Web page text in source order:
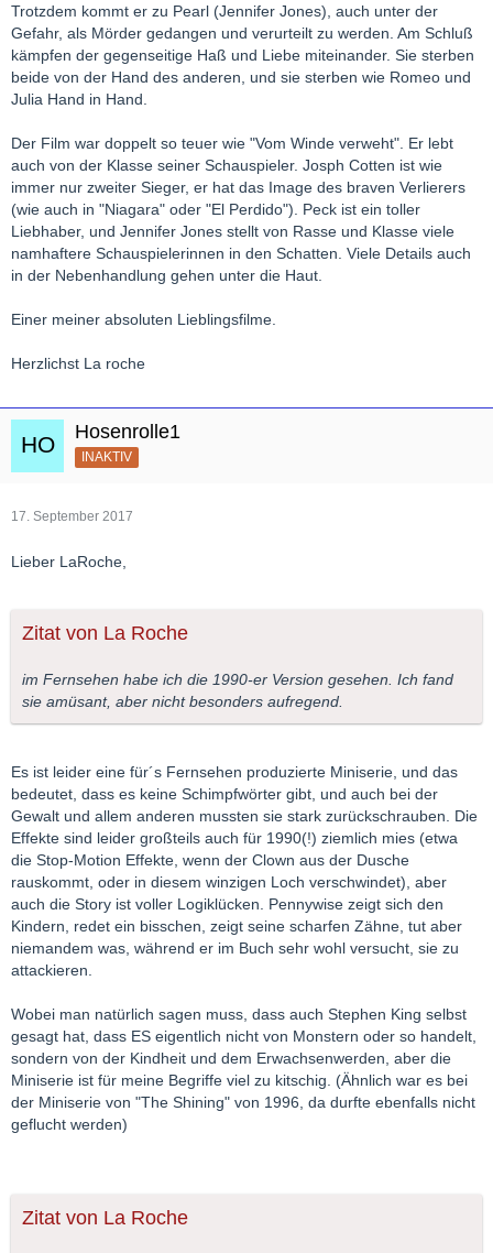
Trotzdem kommt er zu Pearl (Jennifer Jones), auch unter der
Gefahr, als Mörder gedangen und verurteilt zu werden. Am Schluß
kämpfen der gegenseitige Haß und Liebe miteinander. Sie sterben
beide von der Hand des anderen, und sie sterben wie Romeo und
Julia Hand in Hand.
Der Film war doppelt so teuer wie "Vom Winde verweht". Er lebt
auch von der Klasse seiner Schauspieler. Josph Cotten ist wie
immer nur zweiter Sieger, er hat das Image des braven Verlierers
(wie auch in "Niagara" oder "El Perdido"). Peck ist ein toller
Liebhaber, und Jennifer Jones stellt von Rasse und Klasse viele
namhaftere Schauspielerinnen in den Schatten. Viele Details auch
in der Nebenhandlung gehen unter die Haut.
Einer meiner absoluten Lieblingsfilme.
Herzlichst La roche
Hosenrolle1
INAKTIV
17. September 2017
Lieber LaRoche,
Zitat von La Roche
im Fernsehen habe ich die 1990-er Version gesehen. Ich fand
sie amüsant, aber nicht besonders aufregend.
Es ist leider eine für´s Fernsehen produzierte Miniserie, und das
bedeutet, dass es keine Schimpfwörter gibt, und auch bei der
Gewalt und allem anderen mussten sie stark zurückschrauben. Die
Effekte sind leider großteils auch für 1990(!) ziemlich mies (etwa
die Stop-Motion Effekte, wenn der Clown aus der Dusche
rauskommt, oder in diesem winzigen Loch verschwindet), aber
auch die Story ist voller Logiklücken. Pennywise zeigt sich den
Kindern, redet ein bisschen, zeigt seine scharfen Zähne, tut aber
niemandem was, während er im Buch sehr wohl versucht, sie zu
attackieren.
Wobei man natürlich sagen muss, dass auch Stephen King selbst
gesagt hat, dass ES eigentlich nicht von Monstern oder so handelt,
sondern von der Kindheit und dem Erwachsenwerden, aber die
Miniserie ist für meine Begriffe viel zu kitschig. (Ähnlich war es bei
der Miniserie von "The Shining" von 1996, da durfte ebenfalls nicht
geflucht werden)
Zitat von La Roche